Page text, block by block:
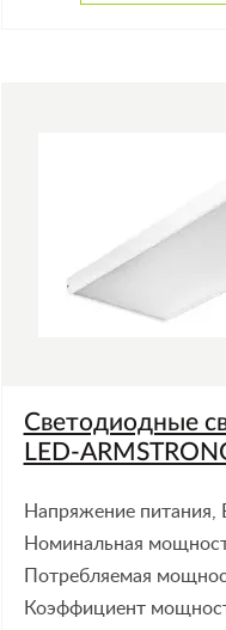
Светодиодные
LED-
Напряжение питания,
Номинальная
Потребляемая
Коэффициент